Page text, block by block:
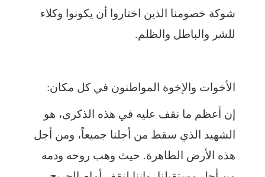
شوكة خصومنا الذين اختاروا أن يكونوا وكلاء
للشر والباطل والظلم.
الأخوات والإخوة المواطنون في كل مكان:
إن أعظم ما نقف عليه في هذه الذكرى، هو
الشهيد الذي سقط من أجلنا جميعاً، ومن أجل
هذه الأرض الطاهرة. حيث وهب روحه ودمه